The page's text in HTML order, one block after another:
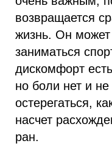
возвращается
жизнь. Он может
заниматься
дискомфорт
но боли нет и
остерегаться,
насчет
ран.